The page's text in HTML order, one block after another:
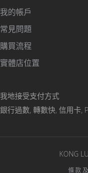
我的帳戶
常見問題
購買流程
實體店位置
我地接受支付方式
銀行過數, 轉數快, 信用卡,
KONG
條款